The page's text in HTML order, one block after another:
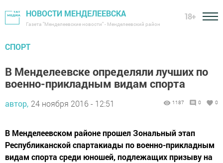
НОВОСТИ МЕНДЕЛЕЕВСКА
Газета "Менделеевские новости" - Менделеевский район
18+
СПОРТ
В Менделеевске определяли лучших по
военно-прикладным видам спорта
автор, 24 ноября 2016 - 12:51 1187 0 0
В Менделеевском районе прошел Зональный этап
Республиканской спартакиады по военно-прикладным
видам спорта среди юношей, подлежащих призыву на